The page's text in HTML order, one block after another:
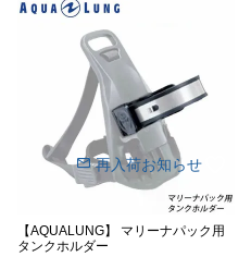
【AQUALUNG】 マリーナパック用
タンクホルダー
再入荷お知らせ